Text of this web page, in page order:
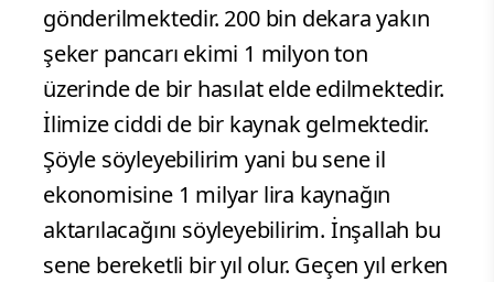
gönderilmektedir. 200 bin dekara yakın
şeker pancarı ekimi 1 milyon ton
üzerinde de bir hasılat elde edilmektedir.
İlimize ciddi de bir kaynak gelmektedir.
Şöyle söyleyebilirim yani bu sene il
ekonomisine 1 milyar lira kaynağın
aktarılacağını söyleyebilirim. İnşallah bu
sene bereketli bir yıl olur. Geçen yıl erken